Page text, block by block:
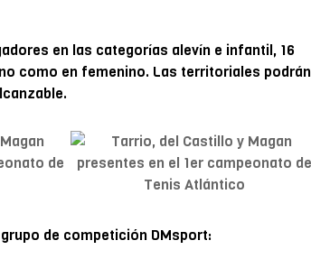
en las categorías alevín e infantil, 16
como en femenino. Las territoriales podrán
de competición DMsport: